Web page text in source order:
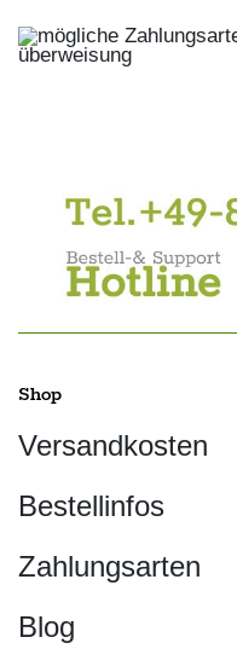
Shop
Versandkosten
Bestellinfos
Zahlungsarten
Blog